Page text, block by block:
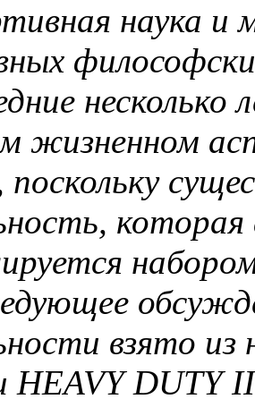
наука и
жизненном
поскольку
взято
HEAVY DUTY